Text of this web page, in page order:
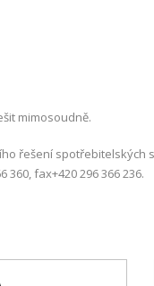
mimosoudně.
řešení spotřebitelských
360, fax+420 296 366 236.